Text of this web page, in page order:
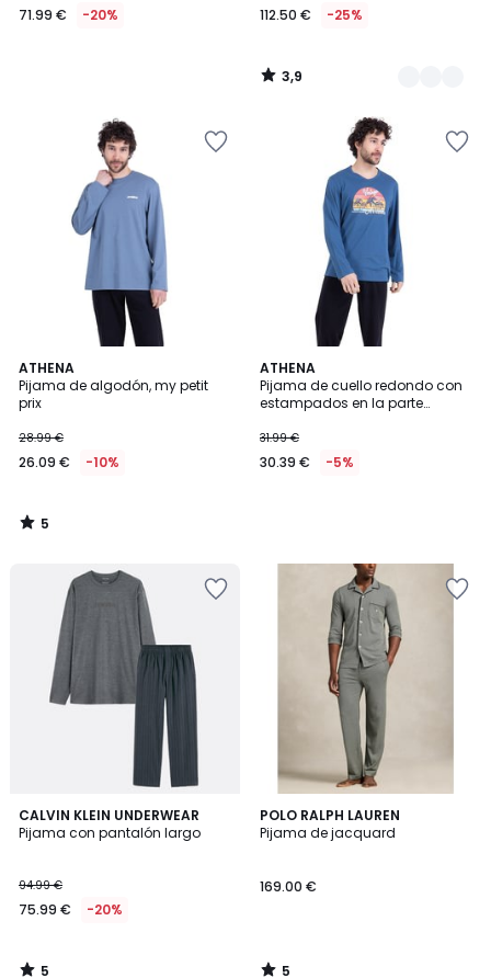
71.99 € -20% 112.50 € -25%
3,9
/
ATHENA
Pijama de algodón, my petit
prix
28.99 €
26.09 € -10%
5
/
5
5
/
ATHENA
Pijama de cuello redondo con
estampados en la parte
31.99 €
30.39 € -5%
CALVIN KLEIN UNDERWEAR
Pijama con pantalón largo
94.99 €
75.99 € -20%
5
/
5
POLO RALPH LAUREN
Pijama de jacquard
169.00 €
5
/
5